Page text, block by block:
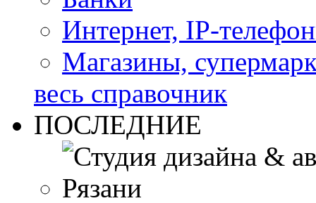
Интернет, IP-
Магазины,
весь справочник
ПОСЛЕДНИЕ